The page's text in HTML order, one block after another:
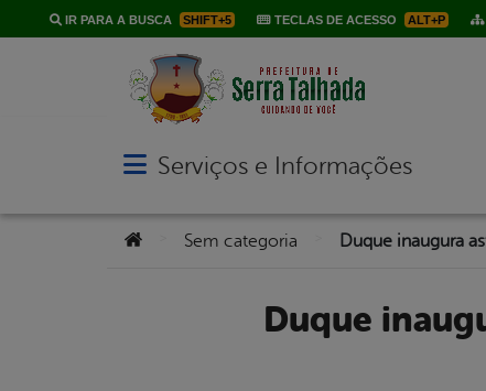
IR PARA A BUSCA SHIFT+5 TECLAS DE ACESSO ALT+P
Abrir menu principal de navegação
Serviços e Informações
Você está aqui:Sem categoria
Duque inaugura asfalto no Bom Jesus e comemora com a